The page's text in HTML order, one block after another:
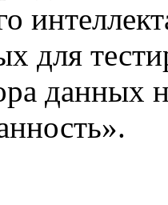
для
данных